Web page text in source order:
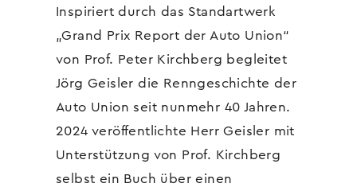
Inspiriert durch das Standartwerk
„Grand Prix Report der Auto Union“
von Prof. Peter Kirchberg begleitet
Jörg Geisler die Renngeschichte der
Auto Union seit nunmehr 40 Jahren.
2024 veröffentlichte Herr Geisler mit
Unterstützung von Prof. Kirchberg
selbst ein Buch über einen